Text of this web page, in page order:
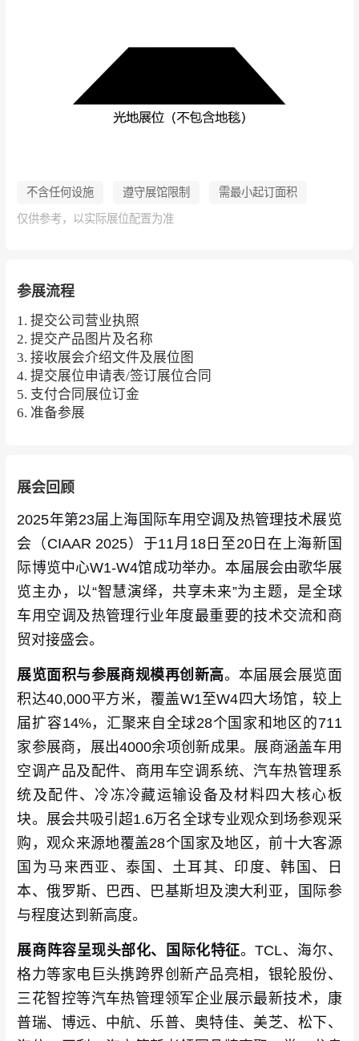
不含任何设施 遵守展馆限制 需最小起订面积
仅供参考，以实际展位配置为准
参展流程
1. 提交公司营业执照
2. 提交产品图片及名称
3. 接收展会介绍文件及展位图
4. 提交展位申请表/签订展位合同
5. 支付合同展位订金
6. 准备参展
展会回顾
2025年第23届上海国际车用空调及热管理技术展览
会（CIAAR 2025）于11月18日至20日在上海新国
际博览中心W1-W4馆成功举办。本届展会由歌华展
览主办，以“智慧演绎，共享未来”为主题，是全球
车用空调及热管理行业年度最重要的技术交流和商
贸对接盛会。
展览面积与参展商规模再创新高。本届展会展览面
积达40,000平方米，覆盖W1至W4四大场馆，较上
届扩容14%，汇聚来自全球28个国家和地区的711
家参展商，展出4000余项创新成果。展商涵盖车用
空调产品及配件、商用车空调系统、汽车热管理系
统及配件、冷冻冷藏运输设备及材料四大核心板
块。展会共吸引超1.6万名全球专业观众到场参观采
购，观众来源地覆盖28个国家及地区，前十大客源
国为马来西亚、泰国、土耳其、印度、韩国、日
本、俄罗斯、巴西、巴基斯坦及澳大利亚，国际参
与程度达到新高度。
展商阵容呈现头部化、国际化特征。TCL、海尔、
格力等家电巨头携跨界创新产品亮相，银轮股份、
三花智控等汽车热管理领军企业展示最新技术，康
普瑞、博远、中航、乐普、奥特佳、美芝、松下、